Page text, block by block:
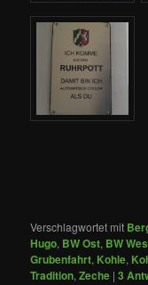
Verschlagwortet mit
Hugo, BW Ost, BW
Grubenfahrt, Kohle,
Tradition,Zeche |3